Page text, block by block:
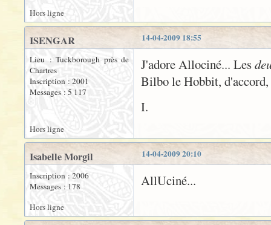
Hors ligne
14-04-2009 18:55
ISENGAR
Lieu : Tuckborough près de
Chartres
Inscription : 2001
Messages : 5 117
J'adore Allociné... Les
Bilbo le Hobbit,
I.
Hors ligne
14-04-2009 20:10
Isabelle Morgil
Inscription : 2006
Messages : 178
AllUciné...
Hors ligne